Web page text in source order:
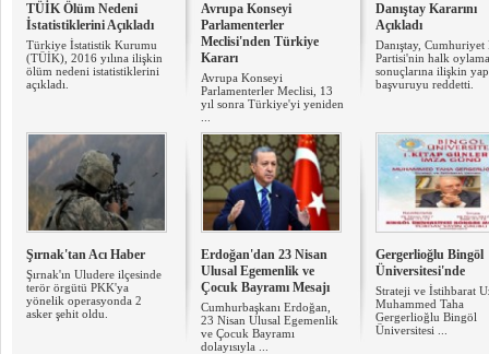
TÜİK Ölüm Nedeni
İstatistiklerini Açıkladı
Türkiye İstatistik Kurumu
(TÜİK), 2016 yılına ilişkin
ölüm nedeni istatistiklerini
açıkladı.
Avrupa Konseyi
Parlamenterler
Meclisi'nden Türkiye
Kararı
Avrupa Konseyi
Parlamenterler Meclisi, 13
yıl sonra Türkiye'yi yeniden
Danıştay Kararını
Açıkladı
Danıştay, Cumhuriyet
Partisi'nin halk
sonuçlarına ilişkin
başvuruyu reddetti.
Şırnak'tan Acı Haber
Şırnak'ın Uludere ilçesinde
terör örgütü PKK'ya
yönelik operasyonda 2
asker şehit oldu.
Erdoğan'dan 23 Nisan
Ulusal Egemenlik ve
Çocuk Bayramı Mesajı
Cumhurbaşkanı Erdoğan,
23 Nisan Ulusal Egemenlik
ve Çocuk Bayramı
dolayısıyla ...
Gergerlioğlu Bingöl
Üniversitesi'nde
Strateji ve İstihbarat
Muhammed Taha
Gergerlioğlu Bingöl
Üniversitesi ...